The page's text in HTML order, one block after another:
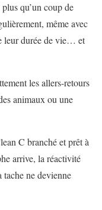
qu’un coup de
même avec
leur durée de vie… et
les allers-retours
animaux ou une
C branché et prêt à
arrive, la réactivité
ne devienne